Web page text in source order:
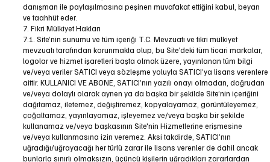
danışman ile paylaşılmasına peşinen muvafakat ettiğini kabul, beyan
ve taahhüt eder.
7. Fikri Mülkiyet Hakları
7.1. Site’nin sunumu ve tüm içeriği T.C. Mevzuatı ve fikri mülkiyet
mevzuatı tarafından korunmakta olup, bu Site’deki tüm ticari markalar,
logolar ve hizmet işaretleri başta olmak üzere, yayınlanan tüm bilgi
ve/veya veriler SATICI veya sözleşme yoluyla SATICI’ya lisans verenlere
aittir. KULLANICI VE ABONE, SATICI’nın yazılı onayı olmadan, doğrudan
ve/veya dolaylı olarak aynen ya da başka bir şekilde Site’nin içeriğini
dağıtamaz, iletemez, değiştiremez, kopyalayamaz, görüntüleyemez,
çoğaltamaz, yayınlayamaz, işleyemez ve/veya başka bir şekilde
kullanamaz ve/veya başkasının Site'nin Hizmetlerine erişmesine
ve/veya kullanmasına izin veremez. Aksi takdirde, SATICI’nın
uğradığı/uğrayacağı her türlü zarar ile lisans verenler de dahil ancak
bunlarla sınırlı olmaksızın, üçüncü kişilerin uğradıkları zararlardan